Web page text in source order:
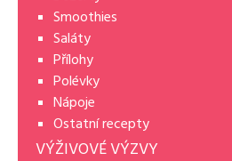
Smoothies
Saláty
Přílohy
Polévky
Nápoje
Ostatní recepty
VÝŽIVOVÉ VÝZVY